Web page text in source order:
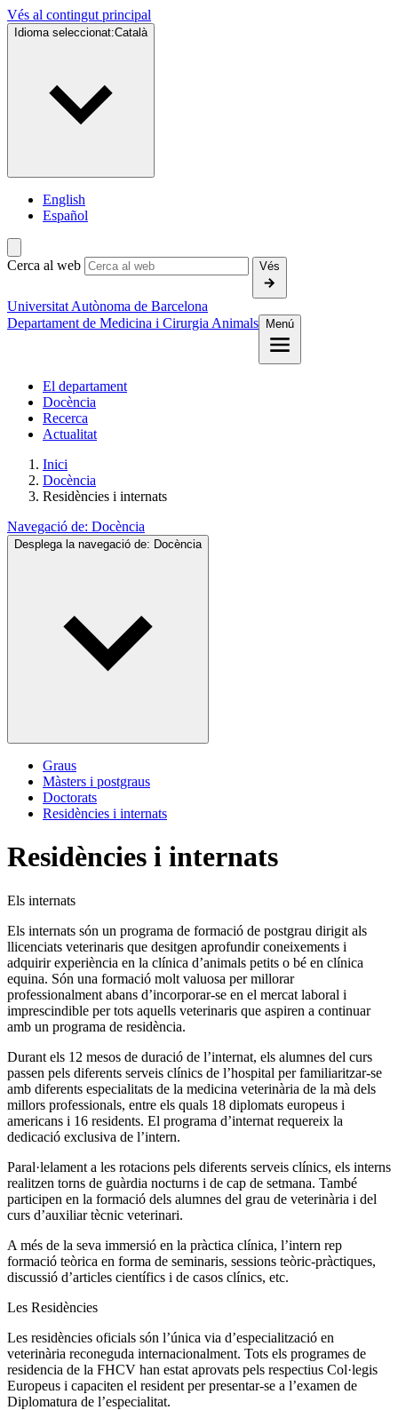
Vés al contingut principal
Idioma seleccionat:Català
English
Español
Cerca al web Vés
Universitat Autònoma de Barcelona
Departament de Medicina i Cirurgia Animals
Menú
El departament
Docència
Recerca
Actualitat
Inici
Docència
Residències i internats
Navegació de: Docència
Desplega la navegació de: Docència
Graus
Màsters i postgraus
Doctorats
Residències i internats
Residències i internats
Els internats
Els internats són un programa de formació de postgrau dirigit als
llicenciats veterinaris que desitgen aprofundir coneixements i
adquirir experiència en la clínica d’animals petits o bé en clínica
equina. Són una formació molt valuosa per millorar
professionalment abans d’incorporar-se en el mercat laboral i
imprescindible per tots aquells veterinaris que aspiren a continuar
amb un programa de residència.
Durant els 12 mesos de duració de l’internat, els alumnes del curs
passen pels diferents serveis clínics de l’hospital per familiaritzar-se
amb diferents especialitats de la medicina veterinària de la mà dels
millors professionals, entre els quals 18 diplomats europeus i
americans i 16 residents. El programa d’internat requereix la
dedicació exclusiva de l’intern.
Paral·lelament a les rotacions pels diferents serveis clínics, els interns
realitzen torns de guàrdia nocturns i de cap de setmana. També
participen en la formació dels alumnes del grau de veterinària i del
curs d’auxiliar tècnic veterinari.
A més de la seva immersió en la pràctica clínica, l’intern rep
formació teòrica en forma de seminaris, sessions teòric-pràctiques,
discussió d’articles científics i de casos clínics, etc.
Les Residències
Les residències oficials són l’única via d’especialització en
veterinària reconeguda internacionalment. Tots els programes de
residencia de la FHCV han estat aprovats pels respectius Col·legis
Europeus i capaciten el resident per presentar-se a l’examen de
Diplomatura de l’especialitat.